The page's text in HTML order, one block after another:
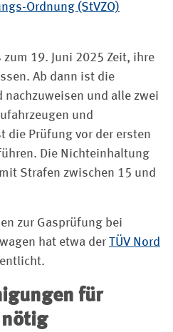
Ordnung (StVZO)
19. Juni 2025 Zeit, ihre
Ab dann ist die
und alle zwei
und
die Prüfung vor der ersten
Die Nichteinhaltung
Strafen zwischen 15 und
zur Gasprüfung bei
hat etwa der TÜV Nord
für